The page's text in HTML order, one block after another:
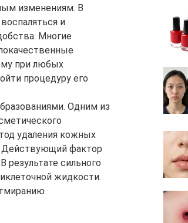
изменениям. В
и
Многие
при любых
процедуру его
Одним из
удаления кожных
Действующий фактор
сильного
жидкости.